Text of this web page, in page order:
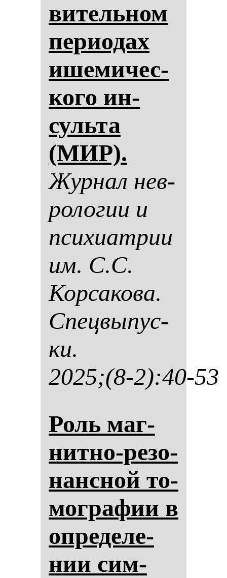
ви­тель­ном
пе­ри­одах
ише­ми­чес­
ко­го ин­
суль­та
(МИР).
Жур­нал нев­
ро­ло­гии и
пси­хи­ат­рии
им. С.С.
Кор­са­ко­ва.
Спец­вы­пус­
ки.
2025;(8-2):40-53
Роль маг­
нит­но-ре­зо­
нан­сной то­
мог­ра­фии в
оп­ре­де­ле­
нии сим­